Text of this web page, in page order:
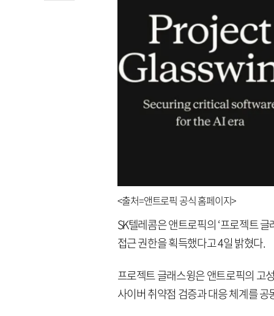
<출처=앤트로픽 공식 홈페이지>
SK텔레콤은 앤트로픽의 ‘프로젝트
접근 권한을 획득했다고 4일 밝혔다.
프로젝트 글래스윙은 앤트로픽의 고
사이버 취약점 검증과 대응 체계를